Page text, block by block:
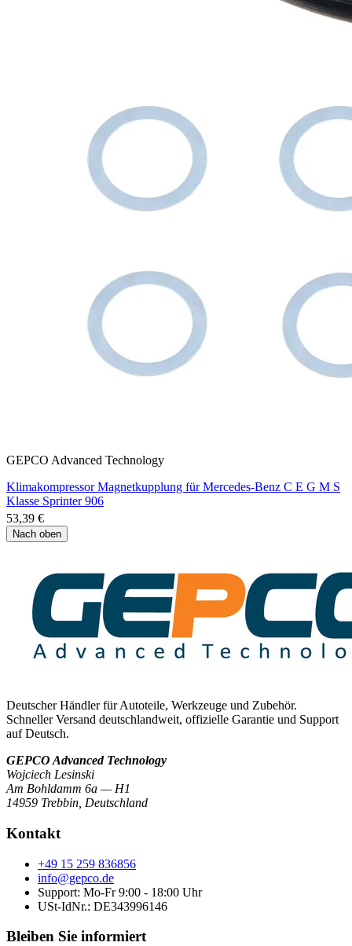
GEPCO Advanced Technology
Klimakompressor Magnetkupplung für Mercedes-Benz C E G M S
Klasse Sprinter 906
53,39 €
Nach oben
Deutscher Händler für Autoteile, Werkzeuge und Zubehör.
Schneller Versand deutschlandweit, offizielle Garantie und Support
auf Deutsch.
GEPCO Advanced Technology
Wojciech Lesinski
Am Bohldamm 6a — H1
14959 Trebbin Deutschland
Kontakt
+49 15 259 836856
info@gepco.de
Support: Mo-Fr 9:00 - 18:00 Uhr
USt-IdNr.: DE343996146
Bleiben Sie informiert